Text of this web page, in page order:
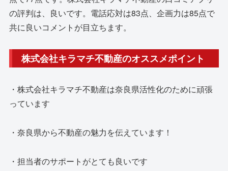
の評判は、良いです。電話応対は83点、企画力は85点で
共に良いコメントが目立ちます。
株式会社キラマチ不動産のオススメポイント
・株式会社キラマチ不動産は奈良県活性化のために頑張
っています
・奈良県から不動産の魅力を伝えています！
・担当者のサポートがとても良いです